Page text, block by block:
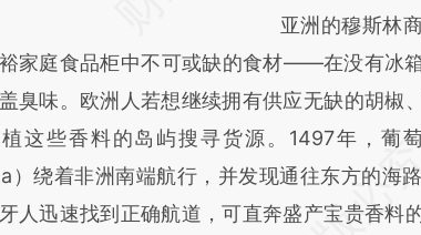
亚洲的穆斯林
家庭食品柜中不可或缺的食材——在没有冰
臭味。欧洲人若想继续拥有供应无缺的胡椒
这些香料的岛屿搜寻货源。1497年，葡
）绕着非洲南端航行，并发现通往东方的海
人迅速找到正确航道，可直奔盛产宝贵香料